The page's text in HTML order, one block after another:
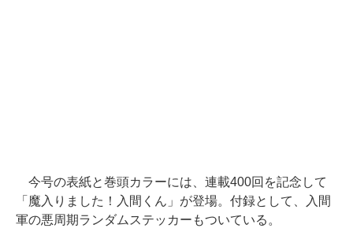
今号の表紙と巻頭カラーには、連載400回を記念して
「魔入りました！入間くん」が登場。付録として、入間
軍の悪周期ランダムステッカーもついている。